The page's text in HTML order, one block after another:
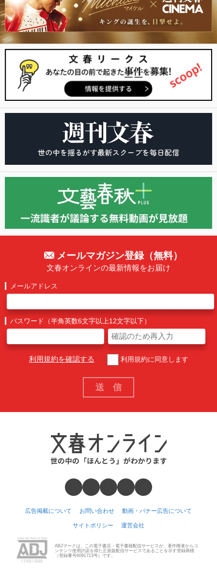
メールマガジン登録（無料）
文春オンラインの最新情報をお届け
メールアドレス
パスワード（半角英数6文字以上12文字以下）
利用規約を確認する 利用規約に同意します
広告掲載について お問い合わせ 動画・バナー広告について
サイトポリシー 運営会社
ABJマークは、この電子書店・電子書籍配信サービスが、著作権者からコ
ンテンツ使用許諾を得た正規版配信サービスであることを示す登録商標
（登録番号6091713号）です。